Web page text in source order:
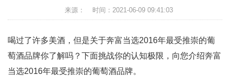
来源： 时间：2021-06-09 09:41:03
喝过了许多美酒，但是关于奔富当选2016年最受推崇的葡
萄酒品牌你了解吗？下面挑战你的认知极限，向您介绍奔富
当选2016年最受推崇的葡萄酒品牌。